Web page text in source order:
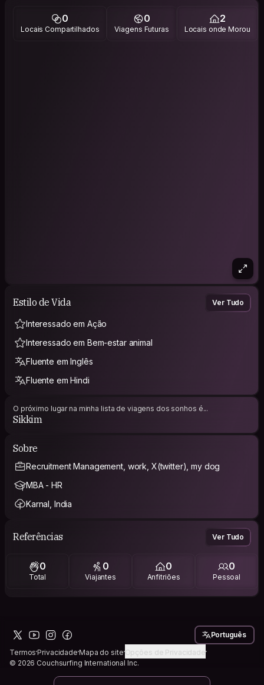
0
Locais Compartilhados
0
Viagens Futuras
2
Locais onde Morou
Estilo de Vida Ver Tudo
Interessado em Ação
Interessado em Bem-estar animal
Fluente em Inglês
Fluente em Hindi
O próximo lugar na minha lista de viagens dos sonhos é...
Sikkim
Sobre
Recruitment Management, work, X(twitter), my dog
MBA - HR
Karnal, India
Referências Ver Tudo
0
Total
0
Viajantes
0
Anfitriões
0
Pessoal
TermosPrivacidadeMapa do siteOpções de Privacidade
© 2026 Couchsurfing International Inc.
Português